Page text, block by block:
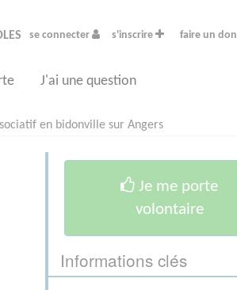
se connecter s'inscrire faire un don
J'ai une question
en bidonville sur Angers
Je me porte
volontaire
Informations clés